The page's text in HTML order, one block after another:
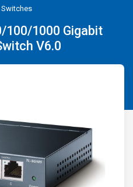
Switches
100/1000 Gigabit
V6.0